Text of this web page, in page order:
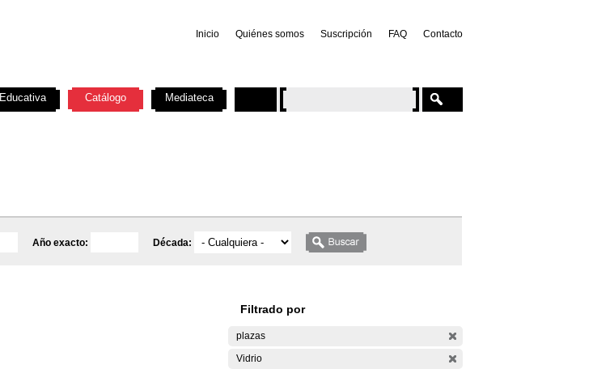
Inicio Quiénes somos Suscripción FAQ Contacto
Año exacto: Década:
Filtrado por
plazas
Vidrio
Educativa Catálogo Mediateca